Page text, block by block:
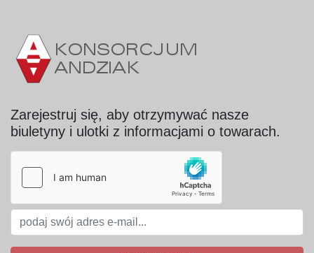
Zarejestruj się, aby otrzymywać nasze
biuletyny i ulotki z informacjami o towarach.